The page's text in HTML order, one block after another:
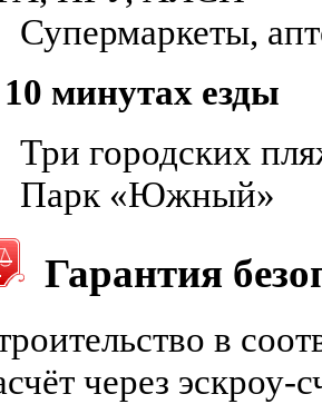
Супермаркеты,
минутах езды
Три городских
Парк «Южный»
Гарантия
в
через эскроу-